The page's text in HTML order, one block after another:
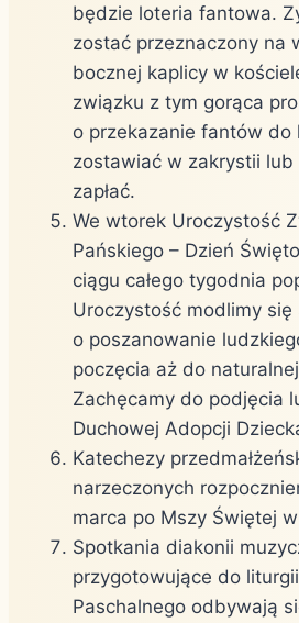
będzie loteria fantowa.
zostać przeznaczony na
bocznej kaplicy w
związku z tym gorąca
o przekazanie fantów do
zostawiać w zakrystii lub
zapłać.
We wtorek Uroczystość
Pańskiego – Dzień
ciągu całego tygodnia
Uroczystość modlimy się
o poszanowanie
poczęcia aż do
Zachęcamy do podjęcia
Duchowej Adopcji
Katechezy
narzeczonych
marca po Mszy Świętej
Spotkania diakonii
przygotowujące do
Paschalnego odbywają